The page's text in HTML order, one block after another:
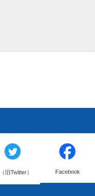
旧Twitter） Facebook